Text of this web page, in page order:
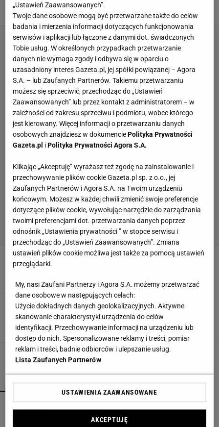
CHOINKA CHOINKA DRZEWKO ŚWIĄTECZNE
DEKORACJE BOŻONARODZENIOWE
DEKORACJE ŚWIĄTECZNE
Stara filiżanka w roli doniczki
Świąteczne obrączki na serwetki
BOŻE NARODZENIE DEKORACJE BOŻONARODZENIOWE
DEKORACJE ŚWIĄTECZNE
DIY
POPULARNE NAJNOWSZE
Kompaktowa bieżnia do małego mieszkania.
„Ustawień Zaawansowanych”.
Twoje dane osobowe mogą być przetwarzane także do celów
badania i mierzenia informacji dotyczących funkcjonowania
serwisów i aplikacji lub łączone z danymi dot. świadczonych
Tobie usług. W określonych przypadkach przetwarzanie
danych nie wymaga zgody i odbywa się w oparciu o
uzasadniony interes Gazeta.pl, jej spółki powiązanej – Agora
S.A. – lub Zaufanych Partnerów. Takiemu przetwarzaniu
możesz się sprzeciwić, przechodząc do „Ustawień
Zaawansowanych” lub przez kontakt z administratorem – w
zależności od zakresu sprzeciwu i podmiotu, wobec którego
jest kierowany. Więcej informacji o przetwarzaniu danych
osobowych znajdziesz w dokumenciePolityka Prywatności
Gazeta.pl iPolityka Prywatności Agora S.A.
Klikając „Akceptuję” wyrażasz też zgodę na zainstalowanie i
przechowywanie plików cookie Gazeta.pl sp. z o.o., jej
Zaufanych Partnerów i Agora S.A. na Twoim urządzeniu
końcowym. Możesz w każdej chwili zmienić swoje preferencje
dotyczące plików cookie, wywołując narzędzie do zarządzania
twoimi preferencjami dot. przetwarzania danych poprzez
odnośnik „Ustawienia prywatności ” w stopce serwisu i
przechodząc do „Ustawień Zaawansowanych”. Zmiana
ustawień plików cookie możliwa jest także za pomocą ustawień
przeglądarki.
My, nasi Zaufani Partnerzy i Agora S.A. możemy przetwarzać
dane osobowe w następujących celach:
Użycie dokładnych danych geolokalizacyjnych. Aktywne
skanowanie charakterystyki urządzenia do celów
identyfikacji. Przechowywanie informacji na urządzeniu lub
dostęp do nich. Spersonalizowane reklamy i treści, pomiar
reklam i treści, badnie odbiorców i ulepszanie usług.
Lista Zaufanych Partnerów
USTAWIENIA ZAAWANSOWANE
AKCEPTUJĘ